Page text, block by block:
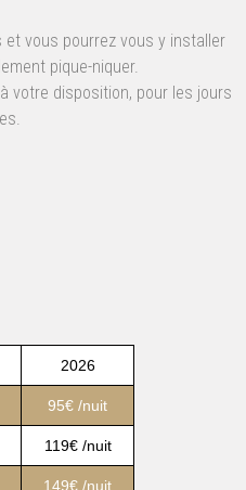
vous pourrez vous y installer
pique-niquer.
votre disposition, pour les jours
2026
95€ /nuit
119€ /nuit
149€ /nuit